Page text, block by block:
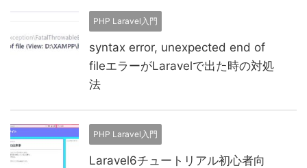
PHP Laravel入門
syntax error, unexpected end of
fileエラーがLaravelで出た時の対処
法
PHP Laravel入門
Laravel6チュートリアル初心者向